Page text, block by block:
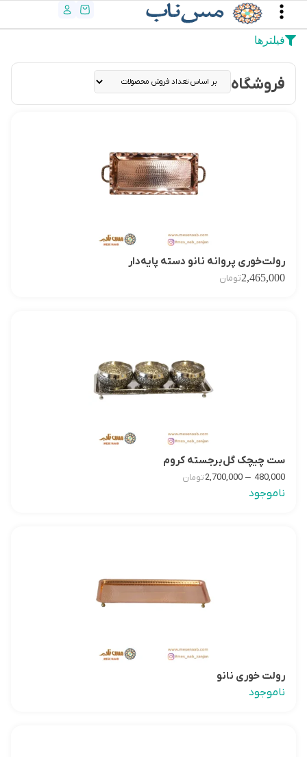
فیلترها
فروشگاه
رولت‌خوری پروانه نانو دسته پایه‌دار
2,465,000تومان
ست چیچک گل‌برجسته کروم
480,000
–
2,700,000تومان
ناموجود
رولت خوری نانو
ناموجود